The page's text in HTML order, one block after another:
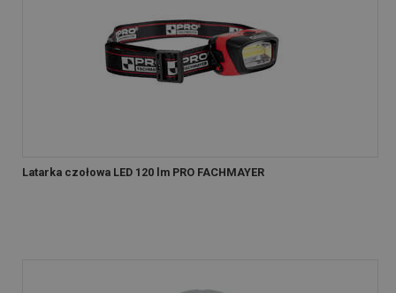
Latarka czołowa LED 120 lm PRO FACHMAYER